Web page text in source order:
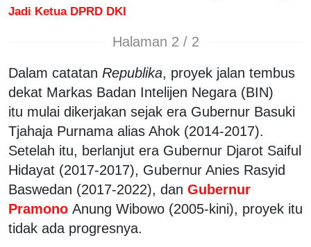
Jadi Ketua DPRD DKI
Halaman 2 / 2
Dalam catatan Republika, proyek jalan tembus
dekat Markas Badan Intelijen Negara (BIN)
itu mulai dikerjakan sejak era Gubernur Basuki
Tjahaja Purnama alias Ahok (2014-2017).
Setelah itu, berlanjut era Gubernur Djarot Saiful
Hidayat (2017-2017), Gubernur Anies Rasyid
Baswedan (2017-2022), dan Gubernur
Pramono Anung Wibowo (2005-kini), proyek itu
tidak ada progresnya.